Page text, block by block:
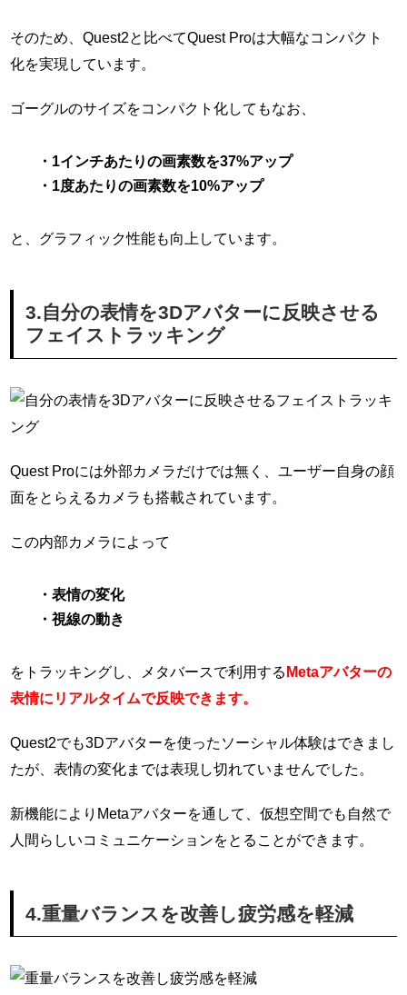
そのため、Quest2と比べてQuest Proは大幅なコンパクト
化を実現しています。
ゴーグルのサイズをコンパクト化してもなお、
・1インチあたりの画素数を37%アップ
・1度あたりの画素数を10%アップ
と、グラフィック性能も向上しています。
3.自分の表情を3Dアバターに反映させる
フェイストラッキング
Quest Proには外部カメラだけでは無く、ユーザー自身の顔
面をとらえるカメラも搭載されています。
この内部カメラによって
・表情の変化
・視線の動き
をトラッキングし、メタバースで利用するMetaアバターの
表情にリアルタイムで反映できます。
Quest2でも3Dアバターを使ったソーシャル体験はできまし
たが、表情の変化までは表現し切れていませんでした。
新機能によりMetaアバターを通して、仮想空間でも自然で
人間らしいコミュニケーションをとることができます。
4.重量バランスを改善し疲労感を軽減